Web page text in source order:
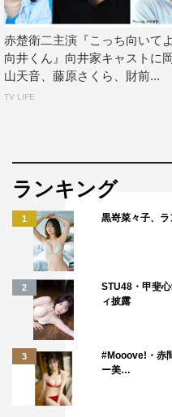
赤楚衛二主演『こっち向いてよ
向井くん』向井家キャストに
山天音、藤原さくら、財前...
TV LIFE
ランキング
1 黒嵜菜々子、
2
STU48・甲斐
ィ披露
3
#Mooove!・赤
ー美…